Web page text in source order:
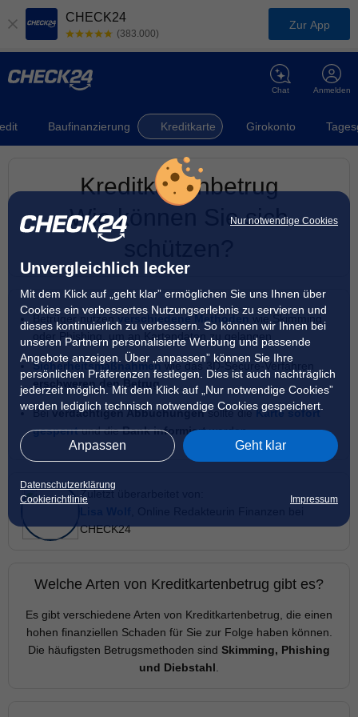
Nur notwendige Cookies
Unvergleichlich lecker
Mit dem Klick auf „geht klar” ermöglichen Sie uns Ihnen über
Cookies ein verbessertes Nutzungserlebnis zu servieren und
dieses kontinuierlich zu verbessern. So können wir Ihnen bei
unseren Partnern personalisierte Werbung und passende
Angebote anzeigen. Über „anpassen” können Sie Ihre
persönlichen Präferenzen festlegen. Dies ist auch nachträglich
jederzeit möglich. Mit dem Klick auf „Nur notwendige Cookies”
werden lediglich technisch notwendige Cookies gespeichert.
Anpassen Geht klar
Datenschutzerklärung
Cookierichtlinie
Impressum
CHECK24
(383.000)
Zur App
Anmelden
Chat
Baufinanzierung Kreditkarte Girokonto
Kreditkartenbetrug
Wie können Sie sich
verschiedene Methoden
oder Phishing, um an Kartendaten zu gelangen
Sicherheitsmaßnahmenwie das 3D-Secure-Verfahren
erschweren den Betrug
Beiverdächtigen Abbuchungensollte dieKarte sofort
gesperrtund dieBank informiertwerden
Zuletzt überarbeitet von:
CHECK24
Welche Arten von Kreditkartenbetrug gibt es?
Es gibt verschiedene Arten von Kreditkartenbetrug, die einen
hohen finanziellen Schaden für Sie zur Folge haben können.
Die häufigsten Betrugsmethoden sind Skimming, Phishing
und Diebstahl